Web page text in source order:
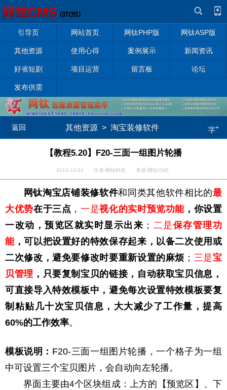
引导页 网站首页 网钛PHP版 网钛ASP版
其他资源 使用心得 案例展示 新闻资讯
好省短剧 项目运营 留言板 论坛
发布供需
返回 其他资源 > 淘宝装修软件 字+
【教程5.20】F20-三面一组图片轮播
2013-10-02 作者:网钛科技 来源:网钛CMS
网钛淘宝店铺装修软件和同类其他软件相比的最
大优势在于三点 ，一是视化的实时预览功能 ，你设置
一改动，预览区就实时显示出来 ； 二是保存管理功
能，可以把设置好的特效保存起来，以备二次使用或
二次修改，避免要修改时要重新设置的麻烦 ； 三是宝
贝管理 ，只要复制宝贝的链接，自动获取宝贝信息，
可直接导入特效模板中，避免每次设置特效模板要复
制粘贴几十次宝贝信息，大大减少了工作量，提高
60%的工作效率。
模板说明： F20-三面一组图片轮播，一个格子为一组
中可设置三个宝贝图片，会自动向左轮播。
界面主要由4个区块组成：上方的【预览区】、下